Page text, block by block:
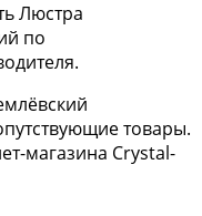
Люстра
по
товары.
магазина Crystal-